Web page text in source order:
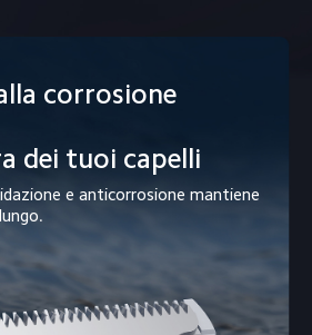
corrosione
dei tuoi capelli
e anticorrosione mantiene